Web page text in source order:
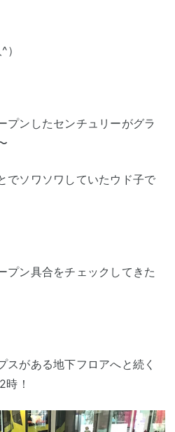
プンしたセンチュリーがグラ
でソワソワしていたウド子で
プン具合をチェックしてきた
スがある地下フロアへと続く
！